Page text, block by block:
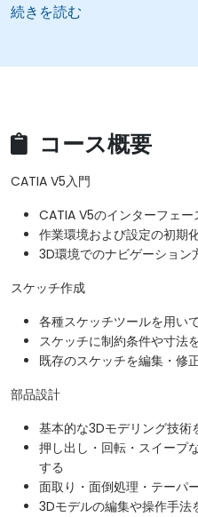
続きを読む
コース概要
CATIA V5入門
CATIA V5のインターフェ
作業環境および設定の初期
3D環境でのナビゲーション
スケッチ作成
各種スケッチツールを用い
スケッチに制約条件や寸法
既存のスケッチを編集・修
部品設計
基本的な3Dモデリング技術
押し出し・回転・スイープ
する
面取り・面倒処理・テーパ
3Dモデルの編集や操作手法